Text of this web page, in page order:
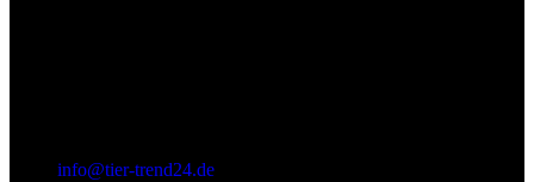
info@tier-trend24.de